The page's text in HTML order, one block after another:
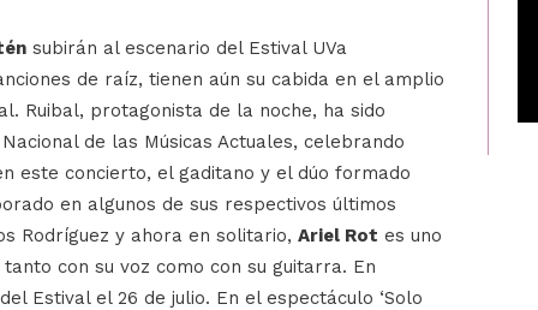
subirán al escenario del Estival UVa
de raíz, tienen aún su cabida en el amplio
Ruibal, protagonista de la noche, ha sido
de las Músicas Actuales, celebrando
este concierto, el gaditano y el dúo formado
en algunos de sus respectivos últimos
Rodríguez y ahora en solitario, Ariel Rot es uno
con su voz como con su guitarra. En
Estival el 26 de julio. En el espectáculo ‘Solo